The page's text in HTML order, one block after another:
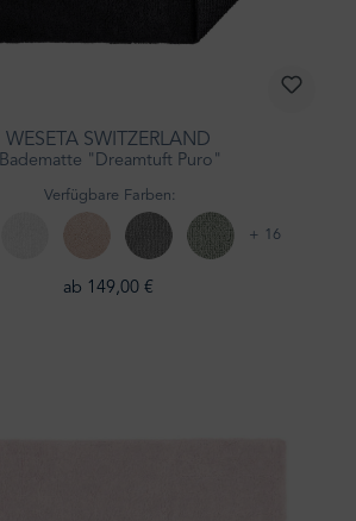
WESETA SWITZERLAND
Badematte "Dreamtuft Puro"
Verfügbare Farben:
+ 16
ab 149,00 €